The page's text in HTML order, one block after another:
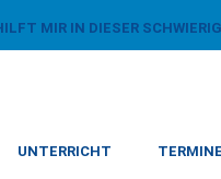
MIR IN DIESER
UNTERRICHT TERMINE